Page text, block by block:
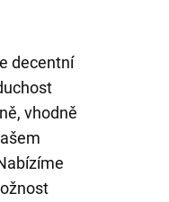
decentní
vhodně